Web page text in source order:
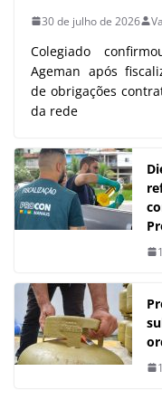
30 de julho de 2026
Colegiado
Ageman após
de obrigações
da rede